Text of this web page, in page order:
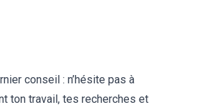
conseil : n’hésite pas à
ton travail, tes recherches et